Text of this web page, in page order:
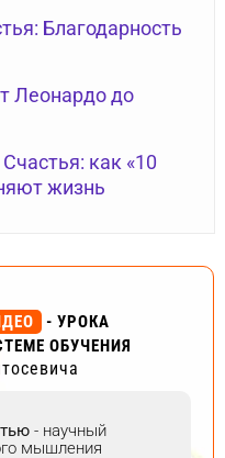
Благодарность
Леонардо до
как «10
жизнь
- УРОКА
ОБУЧЕНИЯ
- научный
мышления